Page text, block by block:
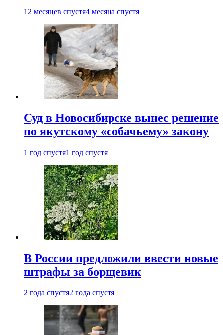
12 месяцев спустя4 месяца спустя
Суд в Новосибирске вынес решение
по якутскому «собачьему» закону
1 год спустя1 год спустя
В России предложили ввести новые
штрафы за борщевик
2 года спустя2 года спустя